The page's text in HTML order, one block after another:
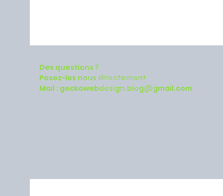
Des questions ?
Posez-les nous directement.
Mail : geckowebdesign.blog@gmail.com
Politique de cookies
Mentions légales
Contact
Paris, France
geckowebdesign.blog@gmail.com